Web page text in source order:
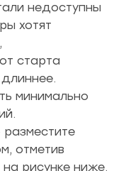
недоступны
хотят
старта
минимально
отметив
рисунке ниже.